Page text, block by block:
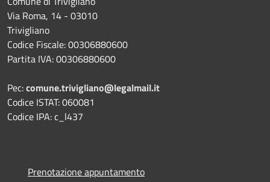
Via Roma, 14 - 03010
Trivigliano
Codice Fiscale: 00306880600
Partita IVA: 00306880600
Pec:comune.trivigliano@legalmail.it
Codice ISTAT: 060081
Codice IPA: c_l437
Prenotazione appuntamento